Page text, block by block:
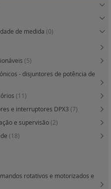
de medida (0)
(5)
- disjuntores de potência de
(11)
e interruptores DPX3 (7)
e supervisão(2)
(18)
rotativos e motorizados e